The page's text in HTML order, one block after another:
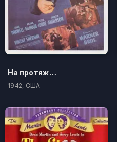
На протяжении всей ночи
1942, США